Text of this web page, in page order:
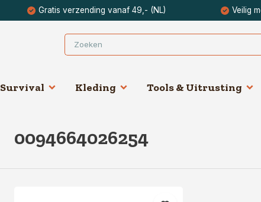
Gratis verzending vanaf 49,- (NL) Veilig
Survival Kleding Tools & Uitrusting
0094664026254